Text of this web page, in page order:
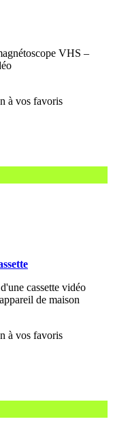
VHS –
cassette vidéo
de maison